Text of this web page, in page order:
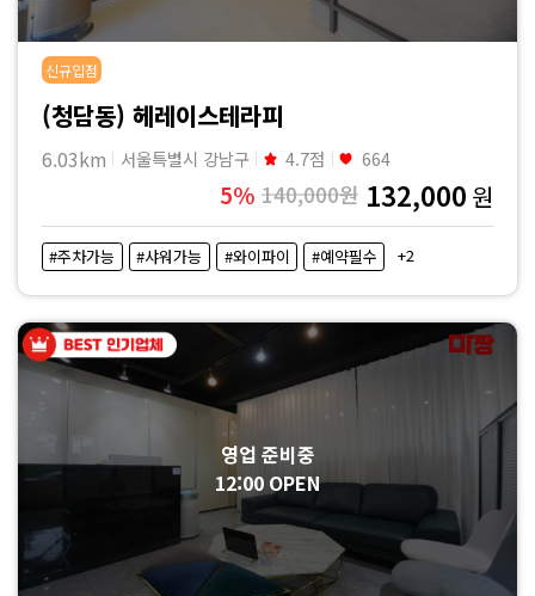
신규입점
(청담동) 헤레이스테라피
6.03km 서울특별시 강남구 4.7점 664
5% 140,000원 132,000 원
#주차가능 #샤워가능 #와이파이 #예약필수 +2
영업 준비중
12:00 OPEN